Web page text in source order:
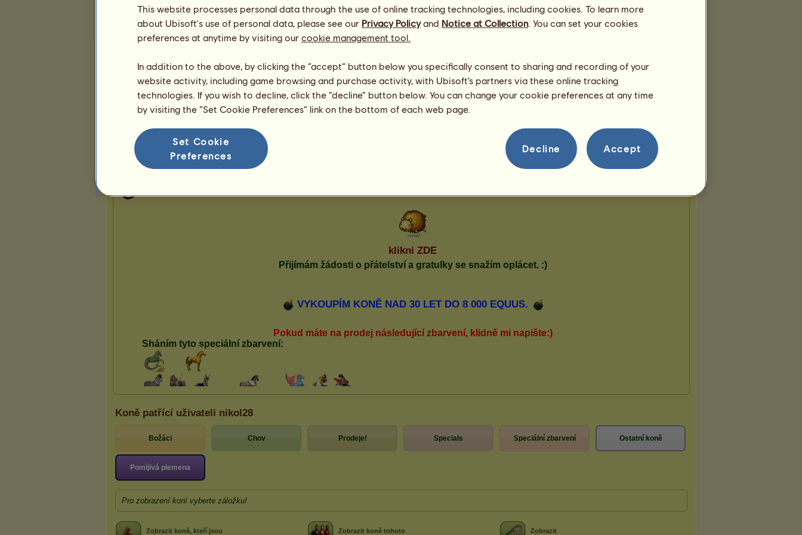
Fox162
03.08.2026
Oblíbení koně
Gorgona Pan
Koně patřící uživateli nikol28
Božáci Chov Prodeje! Specials Speciální zbarvení Ostatní koně
Pomíjivá plemena
Pro zobrazení koní vyberte záložku!
Zobrazit koně, kteří jsou
Zobrazit koně tohoto
Zobrazit
This website processes personal data through the use of online tracking technologies, including cookies. To learn more
about Ubisoft's use of personal data, please see our Privacy Policyand Notice at Collection. You can set your cookies
preferences at anytime by visiting our cookie management tool.
In addition to the above, by clicking the “accept” button below you specifically consent to sharing and recording of your
website activity, including game browsing and purchase activity, with Ubisoft’s partners via these online tracking
technologies. If you wish to decline, click the “decline” button below. You can change your cookie preferences at any time
by visiting the “Set Cookie Preferences” link on the bottom of each web page.
Set Cookie
Preferences
Decline Accept